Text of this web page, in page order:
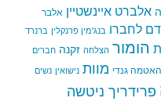
אלברט איינשטיין אלבר
לחברו בנג'מין פרנקלין ברנרד
הומור הצלחה זקנה חברים
גנדי מוות נישואין נשים
פרידריך ניטשה